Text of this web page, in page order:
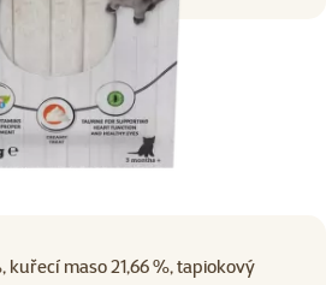
kuřecí maso 21,66 %, tapiokový